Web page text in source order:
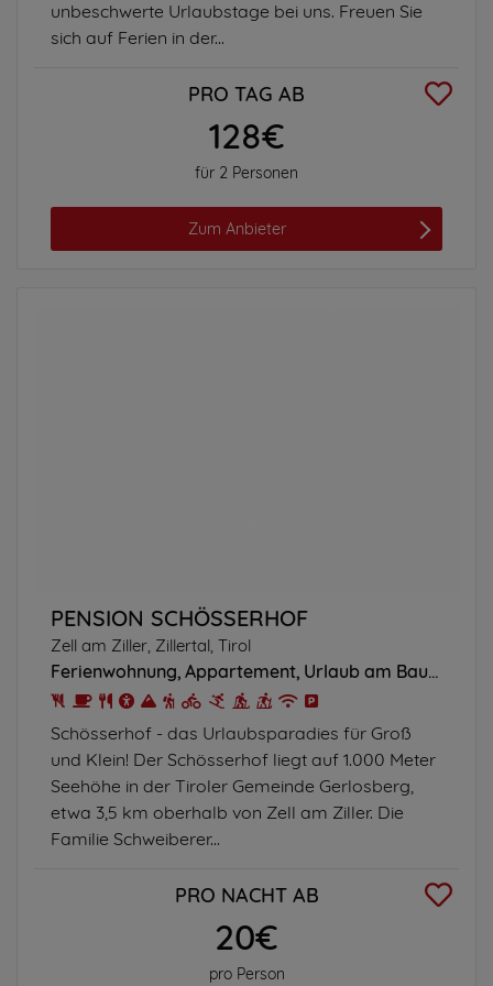
unbeschwerte Urlaubstage bei uns. Freuen Sie
sich auf Ferien in der...
PRO TAG AB
128€
für 2 Personen
Zum Anbieter
PENSION SCHÖSSERHOF
Zell am Ziller, Zillertal, Tirol
Ferienwohnung Appartement Urlaub am Bauernhof
Schösserhof - das Urlaubsparadies für Groß
und Klein! Der Schösserhof liegt auf 1.000 Meter
Seehöhe in der Tiroler Gemeinde Gerlosberg,
etwa 3,5 km oberhalb von Zell am Ziller. Die
Familie Schweiberer...
PRO NACHT AB
20€
pro Person